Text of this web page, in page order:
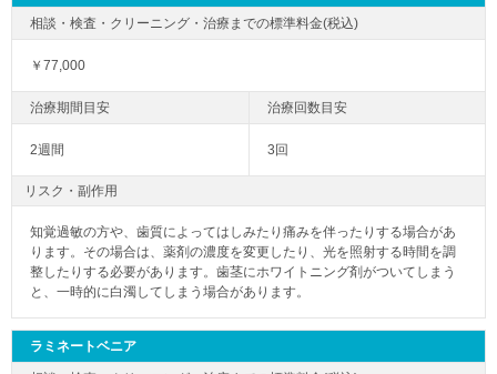
￥77,000
2週間 3回
リスク・副作用
知覚過敏の方や、歯質によってはしみたり痛みを伴ったりする場合があ
ります。その場合は、薬剤の濃度を変更したり、光を照射する時間を調
整したりする必要があります。歯茎にホワイトニング剤がついてしまう
と、一時的に白濁してしまう場合があります。
ラミネートベニア